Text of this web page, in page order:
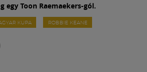
egy Toon Raemaekers-gól.
KUPA ROBBIE KEANE